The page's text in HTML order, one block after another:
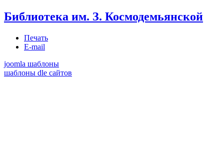
Библиотека им. З. Космодемьянской
Печать
E-mail
joomla шаблоны
шаблоны dle сайтов